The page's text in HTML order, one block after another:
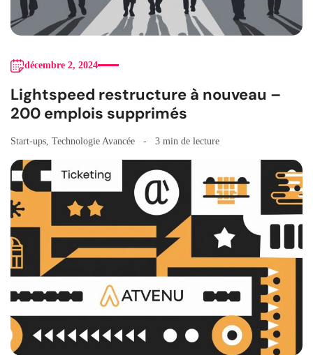
décembre 2, 2024
Lightspeed restructure à nouveau –
200 emplois supprimés
Start-ups Technologie Avancée 3 min de lecture